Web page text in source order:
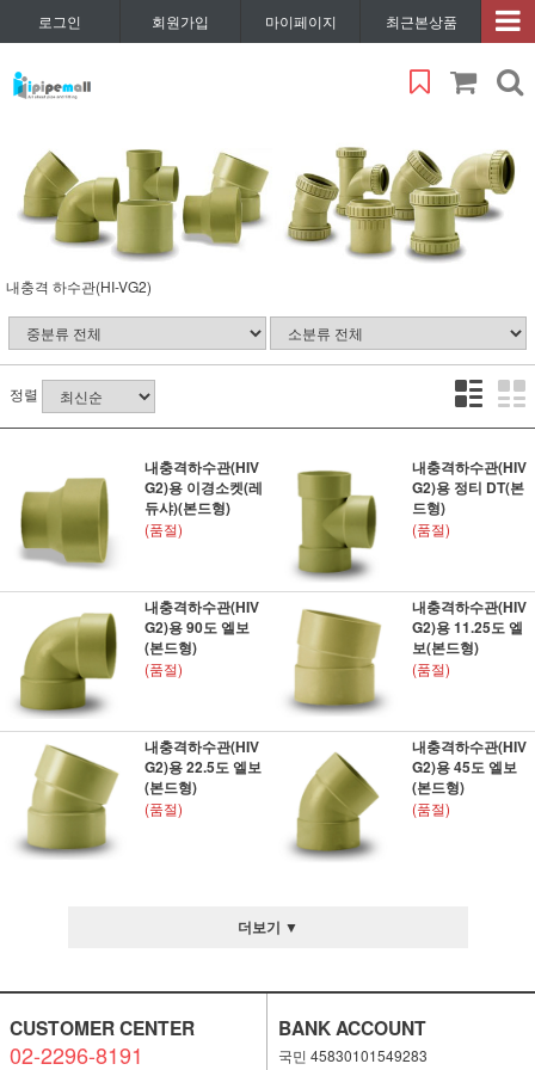
로그인 회원가입 마이페이지 최근본상품
내충격 하수관(HI-VG2)
정렬
내충격하수관(HIV
G2)용 이경소켓(레
듀샤)(본드형)
(품절)
내충격하수관(HIV
G2)용 정티 DT(본
드형)
(품절)
내충격하수관(HIV
G2)용 90도 엘보
(본드형)
(품절)
내충격하수관(HIV
G2)용 11.25도 엘
보(본드형)
(품절)
내충격하수관(HIV
G2)용 22.5도 엘보
(본드형)
(품절)
내충격하수관(HIV
G2)용 45도 엘보
(본드형)
(품절)
더보기 ▼
CUSTOMER CENTER
02-2296-8191
BANK ACCOUNT
국민 45830101549283